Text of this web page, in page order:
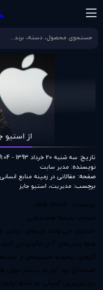
صفحه اصلی مقالات از استیو
از استیو
تاریخ: سه شنبه 20 خرداد 1393 - 19:04
نویسنده: مدير سايت
صفحه: مقالاتی در زمينه منابع انسانی
برچسب: مدیریت، استیو جایز
نویسنده : Jack Unruh
مترجم: نفیسه هاشم‌خانی
«مدیران می‌توانند چیزهای زیادی
همه روش‌های آنان الگوبرداری
افسانه‌ای بود. اپل در بیشتر
پرارزش‌‌ترین کمپانی به لحاظ